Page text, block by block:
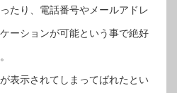
たり、電話番号やメールアドレ
ーションが可能という事で絶好
表示されてしまってばれたとい